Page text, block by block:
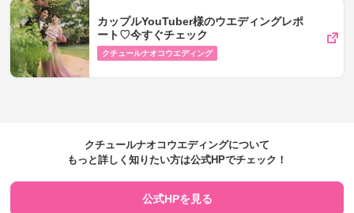
カップルYouTuber様のウエディングレポ
ート♡今すぐチェック
クチュールナオコウエディング
クチュールナオコウエディングについて
もっと詳しく知りたい方は公式HPでチェック！
公式HPを見る